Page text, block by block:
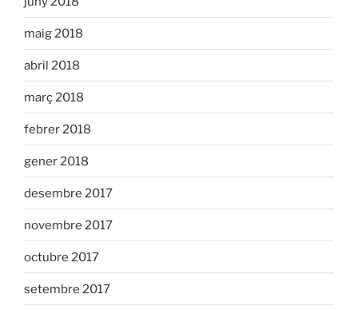
maig 2018
abril 2018
març 2018
febrer 2018
gener 2018
desembre 2017
novembre 2017
octubre 2017
setembre 2017